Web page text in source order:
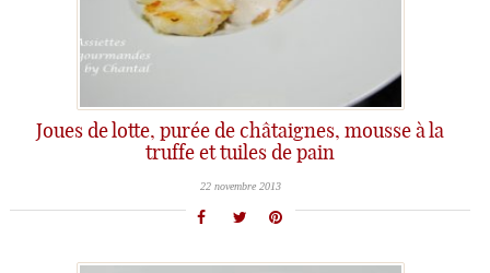
Joues de lotte, purée de châtaignes, mousse à la
truffe et tuiles de pain
22 novembre 2013